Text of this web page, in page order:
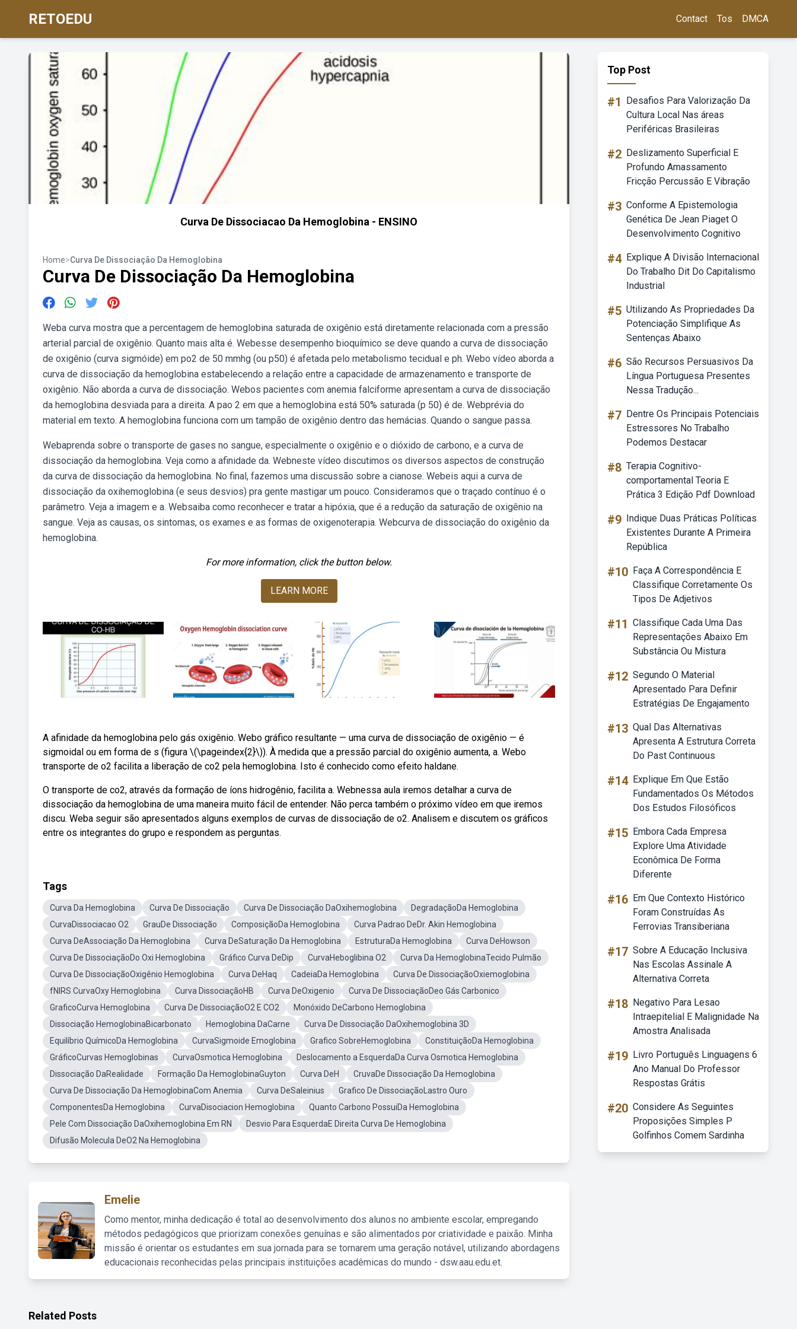
RETOEDU Contact Tos DMCA
Curva De Dissociacao Da Hemoglobina - ENSINO
Home>Curva De Dissociação Da Hemoglobina
Curva De Dissociação Da Hemoglobina
Weba curva mostra que a percentagem de hemoglobina saturada de oxigênio está diretamente relacionada com a pressão
arterial parcial de oxigênio. Quanto mais alta é. Webesse desempenho bioquímico se deve quando a curva de dissociação
de oxigênio (curva sigmóide) em po2 de 50 mmhg (ou p50) é afetada pelo metabolismo tecidual e ph. Webo vídeo aborda a
curva de dissociação da hemoglobina estabelecendo a relação entre a capacidade de armazenamento e transporte de
oxigênio. Não aborda a curva de dissociação. Webos pacientes com anemia falciforme apresentam a curva de dissociação
da hemoglobina desviada para a direita. A pao 2 em que a hemoglobina está 50% saturada (p 50) é de. Webprévia do
material em texto. A hemoglobina funciona com um tampão de oxigênio dentro das hemácias. Quando o sangue passa.
Webaprenda sobre o transporte de gases no sangue, especialmente o oxigênio e o dióxido de carbono, e a curva de
dissociação da hemoglobina. Veja como a afinidade da. Webneste vídeo discutimos os diversos aspectos de construção
da curva de dissociação da hemoglobina. No final, fazemos uma discussão sobre a cianose. Webeis aqui a curva de
dissociação da oxihemoglobina (e seus desvios) pra gente mastigar um pouco. Consideramos que o traçado contínuo é o
parâmetro. Veja a imagem e a. Websaiba como reconhecer e tratar a hipóxia, que é a redução da saturação de oxigênio na
sangue. Veja as causas, os sintomas, os exames e as formas de oxigenoterapia. Webcurva de dissociação do oxigênio da
hemoglobina.
For more information, click the button below.
LEARN MORE
A afinidade da hemoglobina pelo gás oxigênio. Webo gráfico resultante — uma curva de dissociação de oxigênio — é
sigmoidal ou em forma de s (figura \(\pageindex{2}\)). À medida que a pressão parcial do oxigênio aumenta, a. Webo
transporte de o2 facilita a liberação de co2 pela hemoglobina. Isto é conhecido como efeito haldane.
O transporte de co2, através da formação de íons hidrogênio, facilita a. Webnessa aula iremos detalhar a curva de
dissociação da hemoglobina de uma maneira muito fácil de entender. Não perca também o próximo vídeo em que iremos
discu. Weba seguir são apresentados alguns exemplos de curvas de dissociação de o2. Analisem e discutem os gráficos
entre os integrantes do grupo e respondem as perguntas.
Tags
Curva Da Hemoglobina Curva De Dissociação Curva De Dissociação DaOxihemoglobina
DegradaçãoDa Hemoglobina
CurvaDissociacao O2
GrauDe Dissociação ComposiçãoDa Hemoglobina
Curva Padrao DeDr. Akin Hemoglobina
Curva DeAssociação Da Hemoglobina
Curva DeSaturação Da Hemoglobina EstruturaDa Hemoglobina
Curva DeHowson
Curva De DissociaçãoDo Oxi Hemoglobina
Gráfico Curva DeDip CurvaHeboglibina O2
Curva Da HemoglobinaTecido Pulmão
Curva De DissociaçãoOxigênio Hemoglobina
Curva DeHaq CadeiaDa Hemoglobina
Curva De DissociaçãoOxiemoglobina
fNIRS CurvaOxy Hemoglobina
Curva DissociaçãoHB Curva DeOxigenio
Curva De DissociaçãoDeo Gás Carbonico
GraficoCurva Hemoglobina
Curva De DissociaçãoO2 E CO2
Monóxido DeCarbono Hemoglobina
Dissociação HemoglobinaBicarbonato
Hemoglobina DaCarne
Curva De Dissociação DaOxihemoglobina 3D
Equilíbrio QuímicoDa Hemoglobina
CurvaSigmoide Emoglobina Grafico SobreHemoglobina
ConstituiçãoDa Hemoglobina
GráficoCurvas Hemoglobinas
CurvaOsmotica Hemoglobina
Deslocamento a EsquerdaDa Curva Osmotica Hemoglobina
Dissociação DaRealidade
Formação Da HemoglobinaGuyton Curva DeH
CruvaDe Dissociação Da Hemoglobina
Curva De Dissociação Da HemoglobinaCom Anemia
Curva DeSaleinius
Grafico De DissociaçãoLastro Ouro
ComponentesDa Hemoglobina
CurvaDisociacion Hemoglobina
Quanto Carbono PossuiDa Hemoglobina
Pele Com Dissociação DaOxihemoglobina Em RN
Desvio Para EsquerdaE Direita Curva De Hemoglobina
Difusão Molecula DeO2 Na Hemoglobina
Emelie
Como mentor, minha dedicação é total ao desenvolvimento dos alunos no ambiente escolar, empregando
métodos pedagógicos que priorizam conexões genuínas e são alimentados por criatividade e paixão. Minha
missão é orientar os estudantes em sua jornada para se tornarem uma geração notável, utilizando abordagens
educacionais reconhecidas pelas principais instituições acadêmicas do mundo - dsw.aau.edu.et.
Top Post
#1
Desafios Para Valorização Da
Cultura Local Nas áreas
Periféricas Brasileiras
#2 Deslizamento Superficial E
Profundo Amassamento
Fricção Percussão E Vibração
#3 Conforme A Epistemologia
Genética De Jean Piaget O
Desenvolvimento Cognitivo
#4 Explique A Divisão Internacional
Do Trabalho Dit Do Capitalismo
Industrial
#5 Utilizando As Propriedades Da
Potenciação Simplifique As
Sentenças Abaixo
#6 São Recursos Persuasivos Da
Língua Portuguesa Presentes
Nessa Tradução...
#7 Dentre Os Principais Potenciais
Estressores No Trabalho
Podemos Destacar
#8 Terapia Cognitivo-
comportamental Teoria E
Prática 3 Edição Pdf Download
#9 Indique Duas Práticas Políticas
Existentes Durante A Primeira
República
#10 Faça A Correspondência E
Classifique Corretamente Os
Tipos De Adjetivos
#11 Classifique Cada Uma Das
Representações Abaixo Em
Substância Ou Mistura
#12 Segundo O Material
Apresentado Para Definir
Estratégias De Engajamento
#13 Qual Das Alternativas
Apresenta A Estrutura Correta
Do Past Continuous
#14 Explique Em Que Estão
Fundamentados Os Métodos
Dos Estudos Filosóficos
#15 Embora Cada Empresa
Explore Uma Atividade
Econômica De Forma
Diferente
#16 Em Que Contexto Histórico
Foram Construídas As
Ferrovias Transiberiana
#17 Sobre A Educação Inclusiva
Nas Escolas Assinale A
Alternativa Correta
#18 Negativo Para Lesao
Intraepitelial E Malignidade Na
Amostra Analisada
#19 Livro Português Linguagens 6
Ano Manual Do Professor
Respostas Grátis
#20 Considere As Seguintes
Proposições Simples P
Golfinhos Comem Sardinha
Related Posts